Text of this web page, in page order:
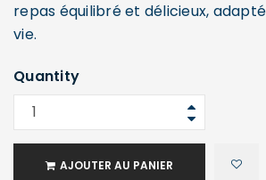
repas équilibré et délicieux,
vie.
Quantity
AJOUTER AU PANIER